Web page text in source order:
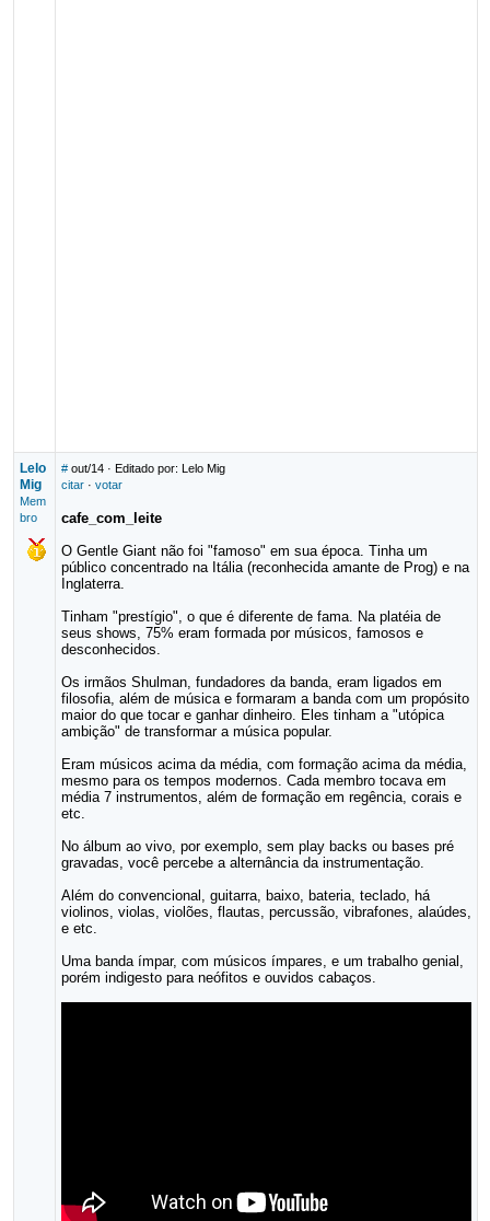
Lelo
Mig
Mem
bro
# out/14· Editado por: Lelo Mig
citar· votar
cafe_com_leite
O Gentle Giant não foi "famoso" em sua época. Tinha um
público concentrado na Itália (reconhecida amante de Prog) e na
Inglaterra.
Tinham "prestígio", o que é diferente de fama. Na platéia de
seus shows, 75% eram formada por músicos, famosos e
desconhecidos.
Os irmãos Shulman, fundadores da banda, eram ligados em
filosofia, além de música e formaram a banda com um propósito
maior do que tocar e ganhar dinheiro. Eles tinham a "utópica
ambição" de transformar a música popular.
Eram músicos acima da média, com formação acima da média,
mesmo para os tempos modernos. Cada membro tocava em
média 7 instrumentos, além de formação em regência, corais e
etc.
No álbum ao vivo, por exemplo, sem play backs ou bases pré
gravadas, você percebe a alternância da instrumentação.
Além do convencional, guitarra, baixo, bateria, teclado, há
violinos, violas, violões, flautas, percussão, vibrafones, alaúdes,
e etc.
Uma banda ímpar, com músicos ímpares, e um trabalho genial,
porém indigesto para neófitos e ouvidos cabaços.